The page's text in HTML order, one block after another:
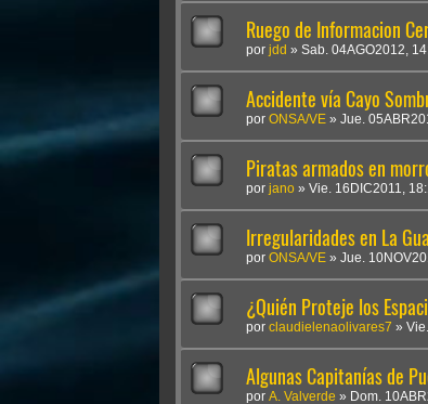
Ruego de Informacion
por jdd » Sab. 04AGO2012,
Accidente vía Cayo
por ONSA/VE » Jue.
Piratas armados en
por jano » Vie. 16DIC2011,
Irregularidades en La
por ONSA/VE » Jue.
¿Quién Proteje los
por claudielenaolivares7 »
Algunas Capitanías de
por A. Valverde » Dom.